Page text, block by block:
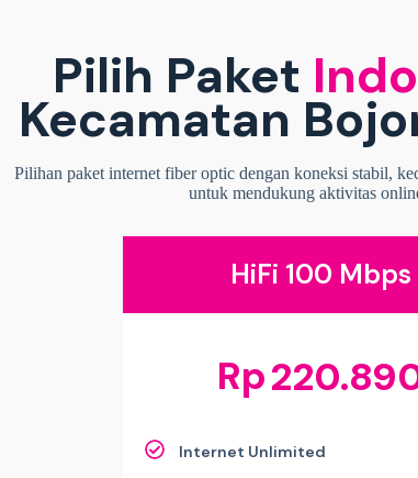
Pilih Paket
Kecamatan
Pilihan paket internet fiber optic dengan koneksi stabil,
untuk mendukung aktivitas
HiFi 100 Mbps
Rp
Internet Unlimited